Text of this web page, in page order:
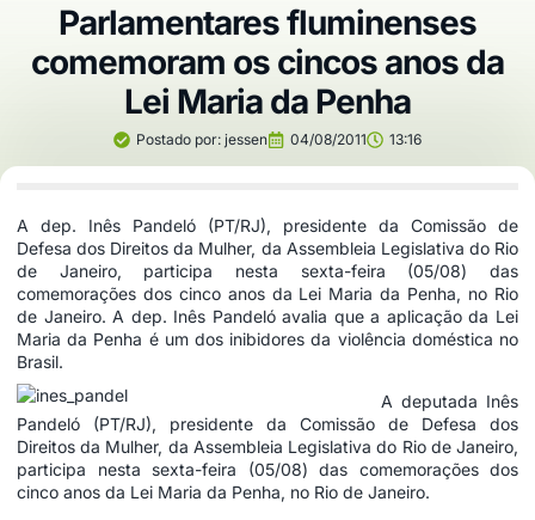
Parlamentares fluminenses
comemoram os cincos anos da
Lei Maria da Penha
Postado por: jessen 04/08/2011 13:16
A dep. Inês Pandeló (PT/RJ), presidente da Comissão de
Defesa dos Direitos da Mulher, da Assembleia Legislativa do Rio
de Janeiro, participa nesta sexta-feira (05/08) das
comemorações dos cinco anos da Lei Maria da Penha, no Rio
de Janeiro. A dep. Inês Pandeló avalia que a aplicação da Lei
Maria da Penha é um dos inibidores da violência doméstica no
Brasil.
A deputada Inês
Pandeló (PT/RJ), presidente da Comissão de Defesa dos
Direitos da Mulher, da Assembleia Legislativa do Rio de Janeiro,
participa nesta sexta-feira (05/08) das comemorações dos
cinco anos da Lei Maria da Penha, no Rio de Janeiro.